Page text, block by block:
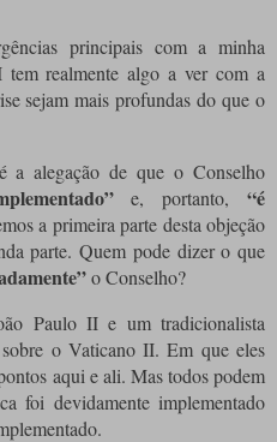
principais com a minha
realmente algo a ver com a
sejam mais profundas do que o
a alegação de que o Conselho
e, portanto, “é
a primeira parte desta objeção
parte.Quem pode dizer o que
o Conselho?
Paulo II e um tradicionalista
sobre o Vaticano II.Em que eles
aqui e ali. Mas todos podem
foi devidamente implementado